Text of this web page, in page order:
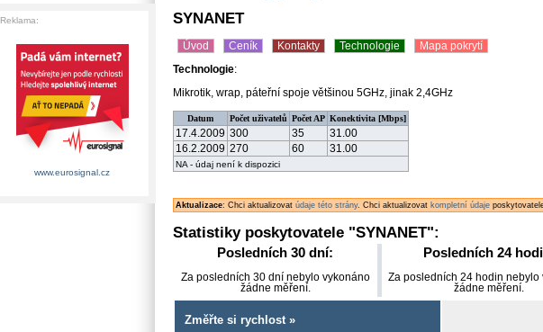
SYNANET
Úvod Ceník Kontakty Technologie Mapa pokrytí
Technologie:
Mikrotik, wrap, páteřní spoje většinou 5GHz, jinak 2,4GHz
Datum Počet uživatelů Počet AP Konektivita [Mbps]
17.4.2009 300 35
31.00
16.2.2009 270 60 31.00
NA - údaj není k dispozici
Aktualizace: Chci aktualizovat údaje této strány. Chci aktualizovat kompletní údaje
Statistiky poskytovatele "SYNANET":
Posledních 30 dní:
Za posledních 30 dní nebylo vykonáno
žádne měření.
Posledních 24
Za posledních 24 hodin nebylo
žádne měření.
Změřte si rychlost »
Reklama:
www.eurosignal.cz